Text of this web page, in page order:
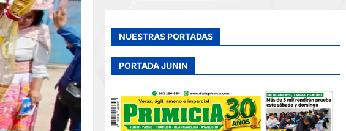
NUESTRAS PORTADAS
PORTADA JUNIN